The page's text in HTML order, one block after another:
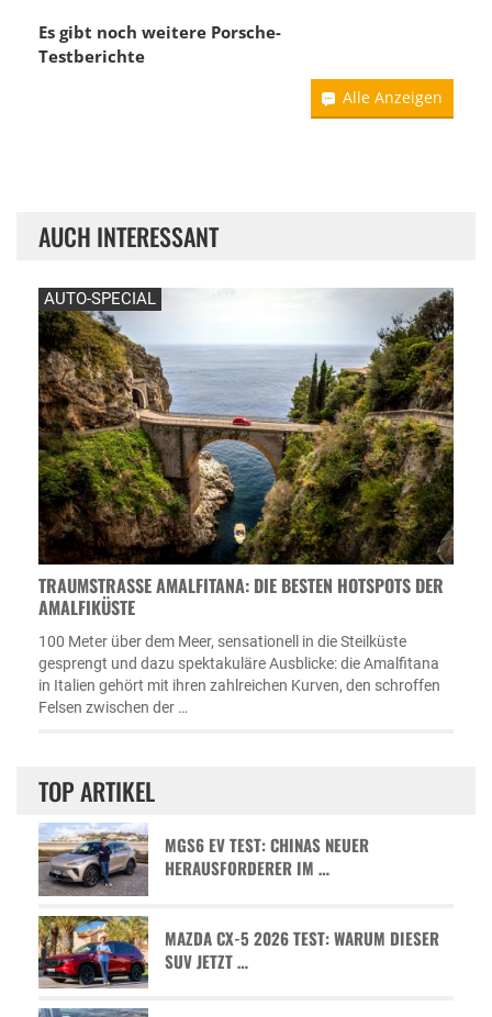
Es gibt noch weitere Porsche-
Testberichte
Alle Anzeigen
AUCH INTERESSANT
AUTO-SPECIAL
TRAUMSTRASSE AMALFITANA: DIE BESTEN HOTSPOTS DER A
MALFIKÜSTE
100 Meter über dem Meer, sensationell in die Steilküste
gesprengt und dazu spektakuläre Ausblicke: die Amalfitana
in Italien gehört mit ihren zahlreichen Kurven, den schroffen
Felsen zwischen der …
TOP ARTIKEL
MGS6 EV TEST: CHINAS NEUER
HERAUSFORDERER IM …
MAZDA CX-5 2026 TEST: WARUM DIESER
SUV JETZT …